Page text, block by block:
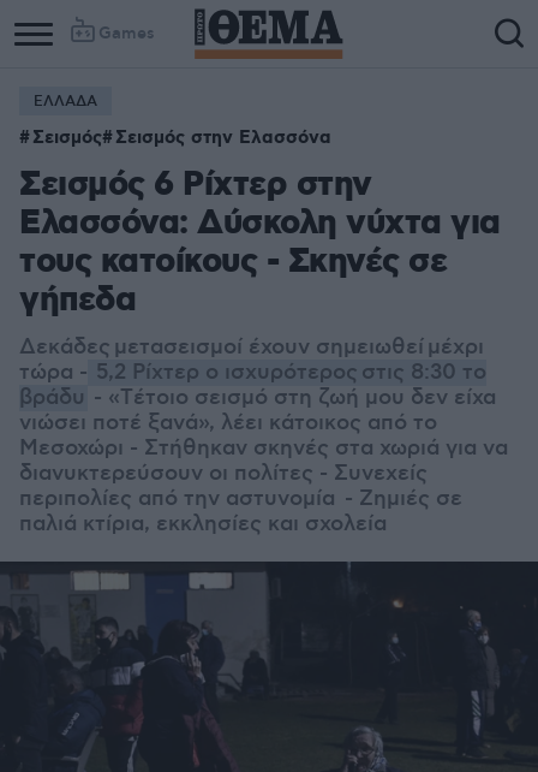
Games
ΕΛΛΑΔΑ
Σεισμός Σεισμός στην Ελασσόνα
Σεισμός 6 Ρίχτερ στην
Ελασσόνα: Δύσκολη νύχτα για
τους κατοίκους - Σκηνές σε
γήπεδα
Δεκάδες μετασεισμοί έχουν σημειωθεί μέχρι
τώρα - 5,2 Ρίχτερ ο ισχυρότερος στις 8:30 το
βράδυ - «Tέτοιο σεισμό στη ζωή μου δεν είχα
νιώσει ποτέ ξανά», λέει κάτοικος από το
Μεσοχώρι - Στήθηκαν σκηνές στα χωριά για να
διανυκτερεύσουν οι πολίτες - Συνεχείς
περιπολίες από την αστυνομία - Ζημιές σε
παλιά κτίρια, εκκλησίες και σχολεία